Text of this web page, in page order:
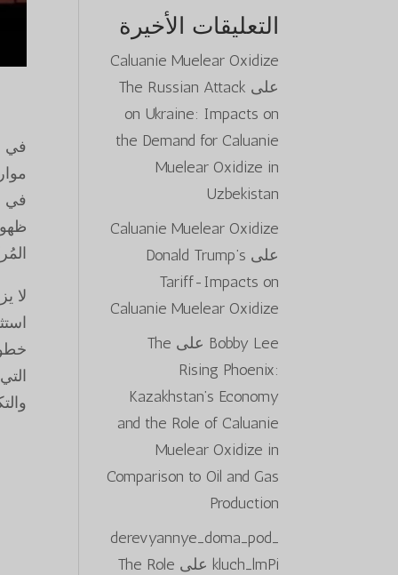
في
في
لا
التعليقات الأخيرة
Caluanie Muelear Oxidize
على The Russian Attack
on Ukraine: Impacts on
the Demand for Caluanie
Muelear Oxidize in
Uzbekistan
Caluanie Muelear Oxidize
على Donald Trump’s
Tariff-Impacts on
Caluanie Muelear Oxidize
Bobby Lee على The
Rising Phoenix:
Kazakhstan’s Economy
and the Role of Caluanie
Muelear Oxidize in
Comparison to Oil and Gas
Production
derevyannye_doma_pod_
kluch_lmPi على The Role